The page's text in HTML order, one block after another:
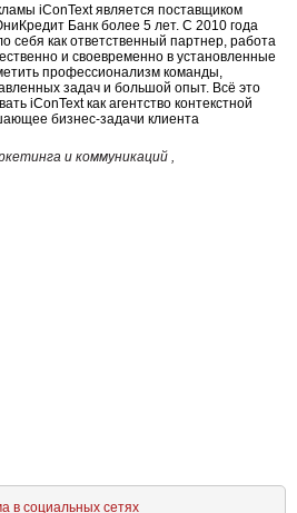
iConText является поставщиком
Банк более 5 лет. С 2010 года
себя как ответственный партнер, работа
и своевременно в установленные
профессионализм команды,
задач и большой опыт. Всё это
iConText как агентство контекстной
бизнес-задачи клиента
и коммуникаций ,
в социальных сетях